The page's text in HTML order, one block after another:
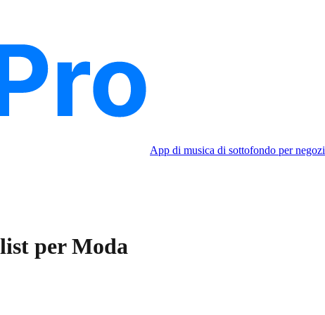
App di musica di sottofondo per negozi
per Moda